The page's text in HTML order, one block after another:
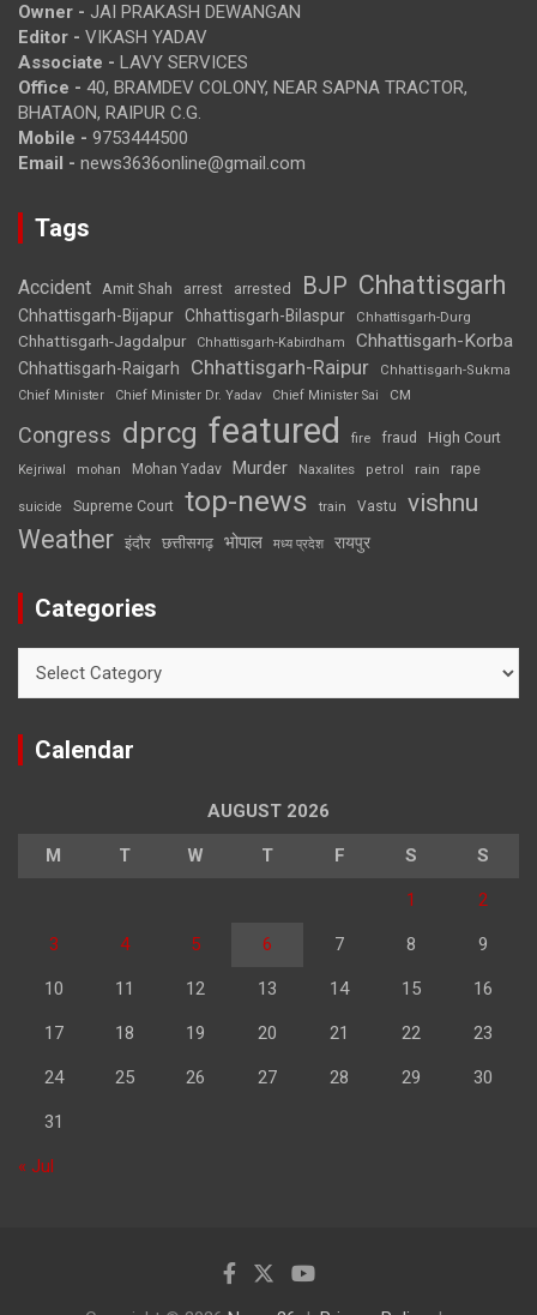
Owner - JAI PRAKASH DEWANGAN
Editor - VIKASH YADAV
Associate - LAVY SERVICES
Office - 40, BRAMDEV COLONY, NEAR SAPNA TRACTOR,
BHATAON, RAIPUR C.G.
Mobile - 9753444500
Email - news3636online@gmail.com
Tags
Accident Amit Shah arrest arrested BJP Chhattisgarh
Chhattisgarh-Bijapur Chhattisgarh-Bilaspur Chhattisgarh-Durg
Chhattisgarh-Jagdalpur Chhattisgarh-Kabirdham Chhattisgarh-Korba
Chhattisgarh-Raigarh Chhattisgarh-Raipur
Chhattisgarh-Sukma
Chief Minister
Chief Minister Dr. Yadav Chief Minister Sai CM
Congress dprcg featured fire fraud High Court
Kejriwal mohan Mohan Yadav Murder Naxalites petrol rain rape
suicide Supreme Court top-news train Vastu vishnu
Weather इंदौर छत्तीसगढ़ भोपाल मध्य प्रदेश रायपुर
Categories
Calendar
AUGUST 2026
M T W T F S S
1 2
3 4 5 6 7 8 9
10 11 12 13 14 15 16
17 18 19 20 21 22 23
24 25 26 27 28 29 30
31
« Jul